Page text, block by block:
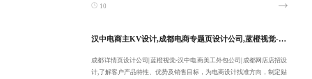
10
汉中电商主KV设计,成都电商专题页设计公司,蓝橙视觉-成都详情页设计公司-融合多元风格
成都详情页设计公司|蓝橙视觉-汉中电商美工外包公司|成都网店店招设
计,了解客户产品特性、优势及销售目标，为电商设计找准方向，制定贴